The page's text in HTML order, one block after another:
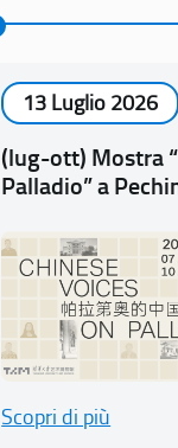
13 Luglio 2026
(lug-ott) Mostra
Palladio” a
Scopri di più